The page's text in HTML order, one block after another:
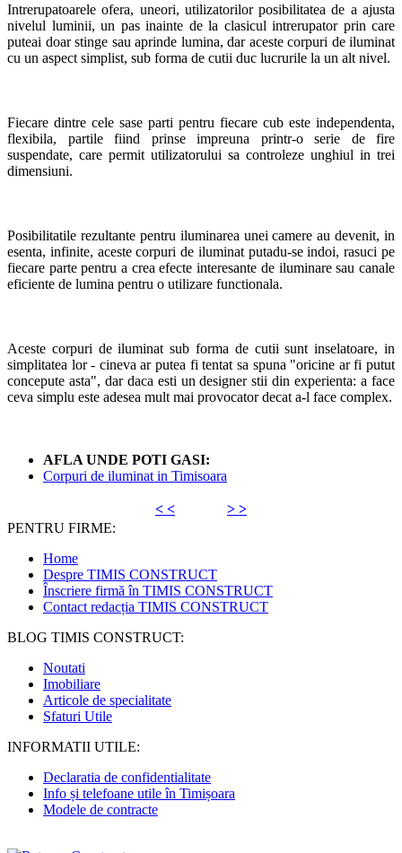
Intrerupatoarele ofera, uneori, utilizatorilor posibilitatea de a ajusta
nivelul luminii, un pas inainte de la clasicul intrerupator prin care
puteai doar stinge sau aprinde lumina, dar aceste corpuri de iluminat
cu un aspect simplist, sub forma de cutii duc lucrurile la un alt nivel.
Fiecare dintre cele sase parti pentru fiecare cub este independenta,
flexibila, partile fiind prinse impreuna printr-o serie de fire
suspendate, care permit utilizatorului sa controleze unghiul in trei
dimensiuni.
Posibilitatile rezultante pentru iluminarea unei camere au devenit, in
esenta, infinite, aceste corpuri de iluminat putadu-se indoi, rasuci pe
fiecare parte pentru a crea efecte interesante de iluminare sau canale
eficiente de lumina pentru o utilizare functionala.
Aceste corpuri de iluminat sub forma de cutii sunt inselatoare, in
simplitatea lor - cineva ar putea fi tentat sa spuna "oricine ar fi putut
concepute asta", dar daca esti un designer stii din experienta: a face
ceva simplu este adesea mult mai provocator decat a-l face complex.
AFLA UNDE POTI GASI:
Corpuri de iluminat in Timisoara
< <
> >
PENTRU FIRME:
Home
Despre TIMIS CONSTRUCT
Înscriere firmă în TIMIS CONSTRUCT
Contact redacția TIMIS CONSTRUCT
BLOG TIMIS CONSTRUCT:
Noutati
Imobiliare
Articole de specialitate
Sfaturi Utile
INFORMATII UTILE:
Declaratia de confidentialitate
Info și telefoane utile în Timișoara
Modele de contracte